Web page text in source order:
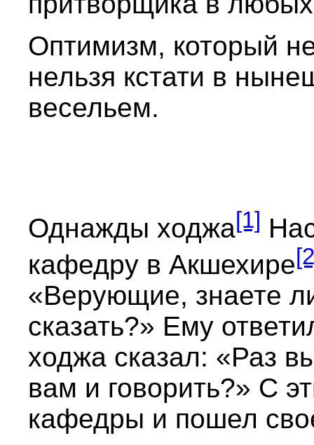
Оптимизм, который
нельзя кстати в
весельем.
Однажды ходжа[1]
кафедру в Акшехире
«Верующие, знаете
сказать?» Ему
ходжа сказал: «Раз
вам и говорить?» С
кафедры и пошел